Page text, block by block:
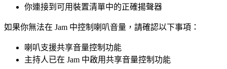
你連接到可用裝置清單中的正確揚聲器
如果你無法在 Jam 中控制喇叭音量，請確認以下事項：
喇叭支援共享音量控制功能
主持人已在 Jam 中啟用共享音量控制功能